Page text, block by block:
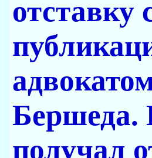
отставку
Бершеда.
получал